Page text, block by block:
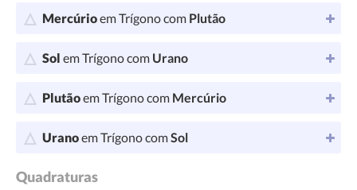
Mercúrioem Trígono com Plutão
Sol em Trígono com Urano
Plutãoem Trígono com Mercúrio
Uranoem Trígono comSol
Quadraturas